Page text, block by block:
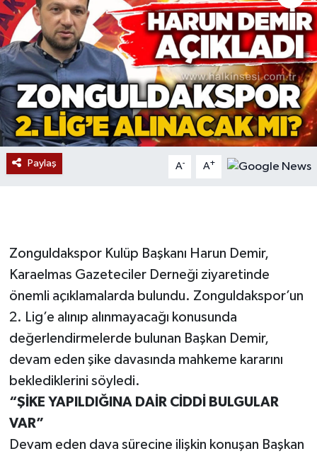
Paylaş A- A+
Zonguldakspor Kulüp Başkanı Harun Demir,
Karaelmas Gazeteciler Derneği ziyaretinde
önemli açıklamalarda bulundu. Zonguldakspor’un
2. Lig’e alınıp alınmayacağı konusunda
değerlendirmelerde bulunan Başkan Demir,
devam eden şike davasında mahkeme kararını
beklediklerini söyledi.
“ŞİKE YAPILDIĞINA DAİR CİDDİ BULGULAR
VAR”
Devam eden dava sürecine ilişkin konuşan Başkan
ÇEVRE
BİLİM VE TEKNOLOJİ
DUNYA
Düzce
Eğitim
Genel
Gökçebey
GÜNDEM
İş ilanı